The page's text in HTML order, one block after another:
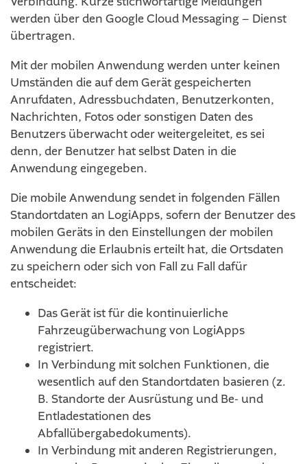
werden über den Google Cloud Messaging – Dienst
übertragen.
Mit der mobilen Anwendung werden unter keinen
Umständen die auf dem Gerät gespeicherten
Anrufdaten, Adressbuchdaten, Benutzerkonten,
Nachrichten, Fotos oder sonstigen Daten des
Benutzers überwacht oder weitergeleitet, es sei
denn, der Benutzer hat selbst Daten in die
Anwendung eingegeben.
Die mobile Anwendung sendet in folgenden Fällen
Standortdaten an LogiApps, sofern der Benutzer des
mobilen Geräts in den Einstellungen der mobilen
Anwendung die Erlaubnis erteilt hat, die Ortsdaten
zu speichern oder sich von Fall zu Fall dafür
entscheidet:
Das Gerät ist für die kontinuierliche
Fahrzeugüberwachung von LogiApps
registriert.
In Verbindung mit solchen Funktionen, die
wesentlich auf den Standortdaten basieren (z.
B. Standorte der Ausrüstung und Be- und
Entladestationen des
Abfallübergabedokuments).
In Verbindung mit anderen Registrierungen,